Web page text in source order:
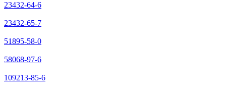
23432-64-6
23432-65-7
51895-58-0
58068-97-6
109213-85-6